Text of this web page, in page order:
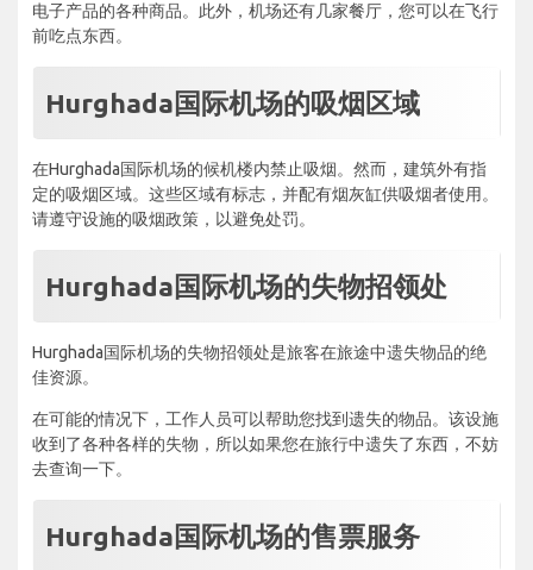
电子产品的各种商品。此外，机场还有几家餐厅，您可以在飞行
前吃点东西。
Hurghada国际机场的吸烟区域
在Hurghada国际机场的候机楼内禁止吸烟。然而，建筑外有指
定的吸烟区域。这些区域有标志，并配有烟灰缸供吸烟者使用。
请遵守设施的吸烟政策，以避免处罚。
Hurghada国际机场的失物招领处
Hurghada国际机场的失物招领处是旅客在旅途中遗失物品的绝
佳资源。
在可能的情况下，工作人员可以帮助您找到遗失的物品。该设施
收到了各种各样的失物，所以如果您在旅行中遗失了东西，不妨
去查询一下。
Hurghada国际机场的售票服务